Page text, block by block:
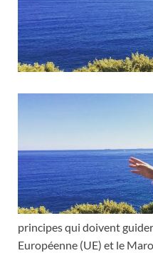
principes qui doivent
Européenne (UE) et le